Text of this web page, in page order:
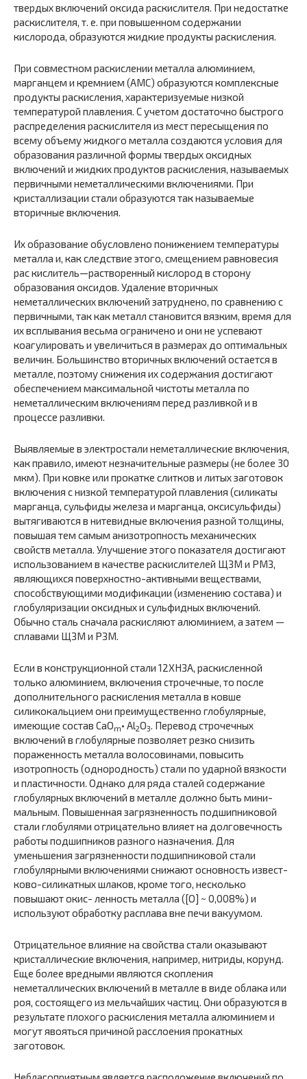
твердых включений оксида раскислителя. При недостатке
раскислителя, т. е. при повышенном содержании
кислорода, образуются жидкие продукты раскисления.
При совместном раскислении металла алюминием,
марганцем и кремнием (АМС) образуются комплексные
продукты раскисления, характеризуемые низкой
температурой плавления. С учетом доста­точно быстрого
распределения раскислителя из мест пересыщения по
всему объему жидкого металла создаются условия для
образова­ния различной формы твердых оксидных
включений и жидких про­дуктов раскисления, называемых
первичными неметаллическими включениями. При
кристаллизации стали образуются так называемые
вторичные включения.
Их образование обусловлено понижением тем­пературы
металла и, как следствие этого, смещением равновесия
рас кислитель—растворенный кислород в сторону
образования оксидов. Удаление вторичных
неметаллических включений затруднено, по сравнению с
первичными, так как металл становится вязким, время для
их всплывания весьма ограничено и они не успевают
коагулиро­вать и увеличиться в размерах до оптимальных
величин. Большинст­во вторичных включений остается в
металле, поэтому снижения их содержания достигают
обеспечением максимальной чистоты метал­ла по
неметаллическим включениям перед разливкой и в
процессе разливки.
Выявляемые в электростали неметаллические включения,
как правило, имеют незначительные размеры (не более 30
мкм). При ковке или прокатке слитков и литых заготовок
включения с низкой температурой плавления (силикаты
марганца, сульфиды железа и марганца, оксисульфиды)
вытягиваются в нитевидные включения разной толщины,
повышая тем самым анизотропность механических
свойств металла. Улучшение этого показателя достигают
использова­нием в качестве раскислителей ЩЗМ и РМЗ,
являющихся поверхно­стно-активными веществами,
способствующими модификации (из­менению состава) и
глобуляризации оксидных и сульфидных включе­ний.
Обычно сталь сначала раскисляют алюминием, а затем —
сплавами ЩЗМ и РЗМ.
Если в конструкционной стали 12ХНЗА, раскисленной
только алюминием, включения строчечные, то после
дополнительного рас­кисления металла в ковше
силикокальцием они преимущественно глобулярные,
имеющие состав СаОm• Аl2O3. Перевод строчечных
включений в глобулярные позволяет резко снизить
пораженность металла волосовинами, повысить
изотропность (однородность) ста­ли по ударной вязкости
и пластичности. Однако для ряда сталей со­держание
глобулярных включений в металле должно быть мини­
мальным. Повышенная загрязненность подшипниковой
стали глобулями отрицательно влияет на долговечность
работы подшипников разного назначения. Для
уменьшения загрязненности подшипнико­вой стали
глобулярными включениями снижают основность извест­
ково-силикатных шлаков, кроме того, несколько
повышают окис- ленность металла ([О] ~ 0,008%) и
используют обработку расплава вне печи вакуумом.
Отрицательное влияние на свойства стали оказывают
кристалли­ческие включения, например, нитриды, корунд.
Еще более вредны­ми являются скопления
неметаллических включений в металле в ви­де облака или
роя, состоящего из мельчайших частиц. Они образуются в
результате плохого раскисления металла алюминием и
могут явояться причиной расслоения прокатных
заготовок.